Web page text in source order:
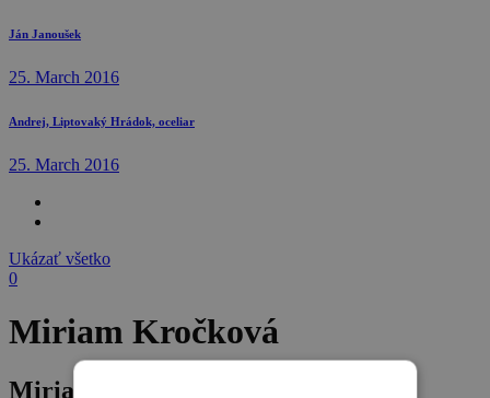
Ján Janoušek
25. March 2016
Andrej, Liptovaký Hrádok, oceliar
25. March 2016
Ukázať všetko
0
Miriam Kročková
Miriam Kročková